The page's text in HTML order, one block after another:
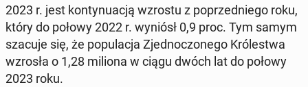
2023 r. jest kon­ty­nu­acją wzrostu z po­przed­nie­go roku,
który do połowy 2022 r. wyniósł 0,9 proc. Tym samym
szacuje się, że po­pu­la­cja Zjed­no­czo­ne­go Kró­le­stwa
wzrosła o 1,28 miliona w ciągu dwóch lat do połowy
2023 roku.